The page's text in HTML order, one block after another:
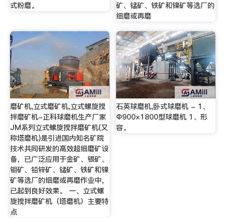
式粉磨。
矿、锰矿、铁矿和镍矿等选厂的
细磨或再磨
磨矿机,立式磨矿机,立式螺旋搅
拌磨矿机-正科球磨机生产厂家
JM系列立式螺旋搅拌磨矿机(又
称塔磨机)是引进国内知名矿院
技术共同研发的高效超细磨矿设
备，已广泛应用于金矿、银矿、
钼矿、铅锌矿、锰矿、铁矿和镍
矿等选厂的细磨或再磨作业中，
已起到良好效果。 一、立式螺
旋搅拌磨矿机（塔磨机）主要特
点
石英球磨机,卧式球磨机 - 1、
Ф900×1800型球磨机 1、形
容。